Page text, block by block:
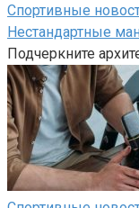
Спортивные
Нестандартные
Подчеркните